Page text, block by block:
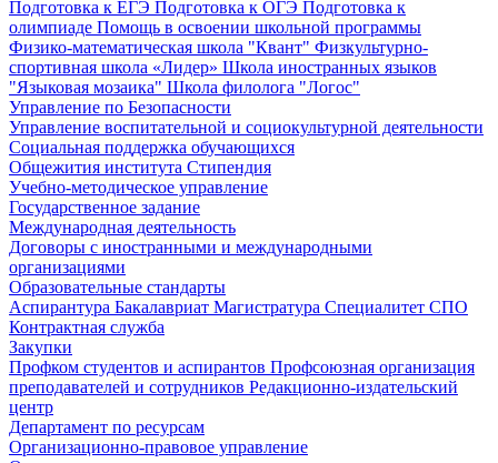
Подготовка к ЕГЭ Подготовка к ОГЭ Подготовка к
олимпиаде Помощь в освоении школьной программы
Физико-математическая школа "Квант" Физкультурно-
спортивная школа «Лидер» Школа иностранных языков
"Языковая мозаика" Школа филолога "Логос"
Управление по Безопасности
Управление воспитательной и социокультурной деятельности
Социальная поддержка обучающихся
Общежития института Стипендия
Учебно-методическое управление
Государственное задание
Международная деятельность
Договоры с иностранными и международными
организациями
Образовательные стандарты
Аспирантура Бакалавриат Магистратура Специалитет СПО
Контрактная служба
Закупки
Профком студентов и аспирантов Профсоюзная организация
преподавателей и сотрудников Редакционно-издательский
центр
Департамент по ресурсам
Организационно-правовое управление